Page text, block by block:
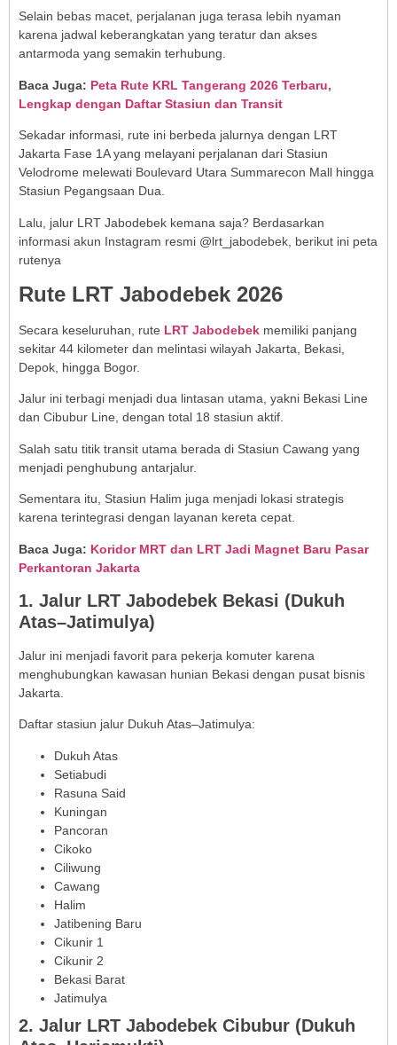
Selain bebas macet, perjalanan juga terasa lebih nyaman
karena jadwal keberangkatan yang teratur dan akses
antarmoda yang semakin terhubung.
Baca Juga: Peta Rute KRL Tangerang 2026 Terbaru,
Lengkap dengan Daftar Stasiun dan Transit
Sekadar informasi, rute ini berbeda jalurnya dengan LRT
Jakarta Fase 1A yang melayani perjalanan dari Stasiun
Velodrome melewati Boulevard Utara Summarecon Mall hingga
Stasiun Pegangsaan Dua.
Lalu, jalur LRT Jabodebek kemana saja? Berdasarkan
informasi akun Instagram resmi @lrt_jabodebek, berikut ini peta
rutenya
Rute LRT Jabodebek 2026
Secara keseluruhan, rute LRT Jabodebek memiliki panjang
sekitar 44 kilometer dan melintasi wilayah Jakarta, Bekasi,
Depok, hingga Bogor.
Jalur ini terbagi menjadi dua lintasan utama, yakni Bekasi Line
dan Cibubur Line, dengan total 18 stasiun aktif.
Salah satu titik transit utama berada di Stasiun Cawang yang
menjadi penghubung antarjalur.
Sementara itu, Stasiun Halim juga menjadi lokasi strategis
karena terintegrasi dengan layanan kereta cepat.
Baca Juga: Koridor MRT dan LRT Jadi Magnet Baru Pasar
Perkantoran Jakarta
1. Jalur LRT Jabodebek Bekasi (Dukuh
Atas–Jatimulya)
Jalur ini menjadi favorit para pekerja komuter karena
menghubungkan kawasan hunian Bekasi dengan pusat bisnis
Jakarta.
Daftar stasiun jalur Dukuh Atas–Jatimulya:
Dukuh Atas
Setiabudi
Rasuna Said
Kuningan
Pancoran
Cikoko
Ciliwung
Cawang
Halim
Jatibening Baru
Cikunir 1
Cikunir 2
Bekasi Barat
Jatimulya
2. Jalur LRT Jabodebek Cibubur (Dukuh